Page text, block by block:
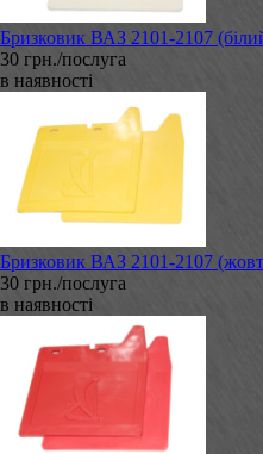
Бризковик ВАЗ 2101-2107
30 грн./послуга
в наявності
Бризковик ВАЗ 2101-2107
30 грн./послуга
в наявності